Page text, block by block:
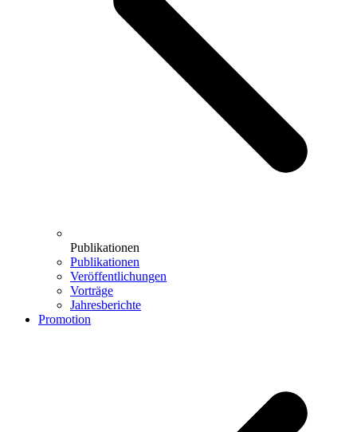
Publikationen
Publikationen
Veröffentlichungen
Vorträge
Jahresberichte
Promotion